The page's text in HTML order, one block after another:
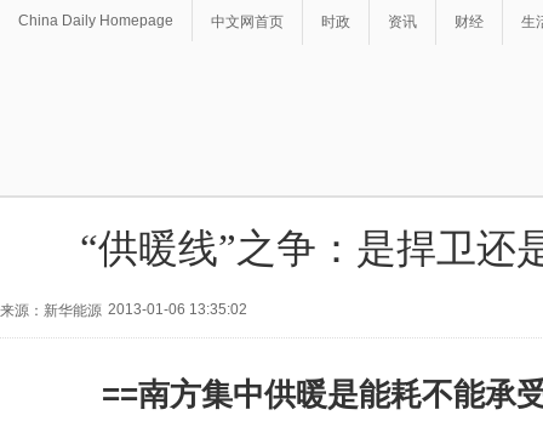
China Daily Homepage 中文网首页 时政 资讯 财经 生
“供暖线”之争：是捍卫还
来源：新华能源 2013-01-06 13:35:02
==南方集中供暖是能耗不能承